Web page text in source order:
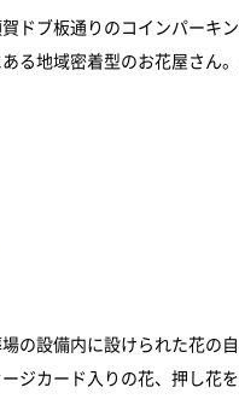
ドブ板通りのコインパーキ
る地域密着型のお花屋さん
の設備内に設けられた花の
ジカード入りの花、押し花